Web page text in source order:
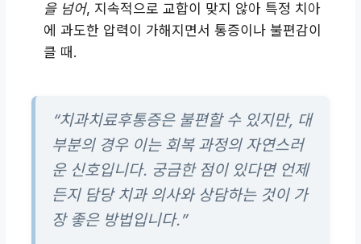
을 넘어, 지속적으로 교합이 맞지 않아 특정 치아
에 과도한 압력이 가해지면서 통증이나 불편감이
클 때.
“치과치료후통증은 불편할 수 있지만, 대
부분의 경우 이는 회복 과정의 자연스러
운 신호입니다. 궁금한 점이 있다면 언제
든지 담당 치과 의사와 상담하는 것이 가
장 좋은 방법입니다.”